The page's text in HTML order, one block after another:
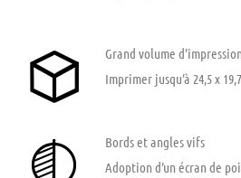
Grand volume d’impression
Imprimer jusqu’à 24,5 x
Bords et angles vifs
Adoption d’un écran de